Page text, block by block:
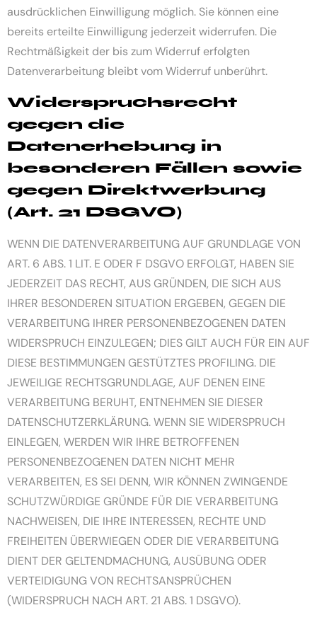
ausdrücklichen Einwilligung möglich. Sie können eine
bereits erteilte Einwilligung jederzeit widerrufen. Die
Rechtmäßigkeit der bis zum Widerruf erfolgten
Datenverarbeitung bleibt vom Widerruf unberührt.
Widerspruchsrecht
gegen die
Datenerhebung in
besonderen Fällen sowie
gegen Direktwerbung
(Art. 21 DSGVO)
WENN DIE DATENVERARBEITUNG AUF GRUNDLAGE VON
ART. 6 ABS. 1 LIT. E ODER F DSGVO ERFOLGT, HABEN SIE
JEDERZEIT DAS RECHT, AUS GRÜNDEN, DIE SICH AUS
IHRER BESONDEREN SITUATION ERGEBEN, GEGEN DIE
VERARBEITUNG IHRER PERSONENBEZOGENEN DATEN
WIDERSPRUCH EINZULEGEN; DIES GILT AUCH FÜR EIN AUF
DIESE BESTIMMUNGEN GESTÜTZTES PROFILING. DIE
JEWEILIGE RECHTSGRUNDLAGE, AUF DENEN EINE
VERARBEITUNG BERUHT, ENTNEHMEN SIE DIESER
DATENSCHUTZERKLÄRUNG. WENN SIE WIDERSPRUCH
EINLEGEN, WERDEN WIR IHRE BETROFFENEN
PERSONENBEZOGENEN DATEN NICHT MEHR
VERARBEITEN, ES SEI DENN, WIR KÖNNEN ZWINGENDE
SCHUTZWÜRDIGE GRÜNDE FÜR DIE VERARBEITUNG
NACHWEISEN, DIE IHRE INTERESSEN, RECHTE UND
FREIHEITEN ÜBERWIEGEN ODER DIE VERARBEITUNG
DIENT DER GELTENDMACHUNG, AUSÜBUNG ODER
VERTEIDIGUNG VON RECHTSANSPRÜCHEN
(WIDERSPRUCH NACH ART. 21 ABS. 1 DSGVO).